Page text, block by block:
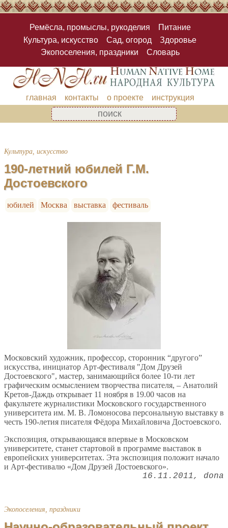
Ремёсла, промыслы, рукоделия
Питание
Культура, искусство
Сад, огород
Здоровье
Экопоселения, праздники
Словарь
главная контакты о проекте инструкция
Культура, искусство
190-летний юбилей Г.М.
Достоевского
юбилей Москва выставка фестиваль
Московский художник, профессор, сторонник “другого”
искусства, инициатор Арт-фестиваля "Дом Друзей
Достоевского", мастер, занимающийся более 10-ти лет
графическим осмыслением творчества писателя, – Анатолий
Кретов-Даждь открывает 11 ноября в 19.00 часов на
факультете журналистики Московского государственного
университета им. М. В. Ломоносова персональную выставку в
честь 190-летия писателя Фёдора Михайловича Достоевского.
Экспозиция, открывающаяся впервые в Московском
университете, станет стартовой в программе выставок в
европейских университетах. Эта экспозиция положит начало
и Арт-фестивалю «Дом Друзей Достоевского».
16.11.2011 dona
Экопоселения, праздники